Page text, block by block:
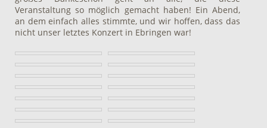
Veranstaltung so möglich gemacht haben! Ein Abend,
an dem einfach alles stimmte, und wir hoffen, dass das
nicht unser letztes Konzert in Ebringen war!